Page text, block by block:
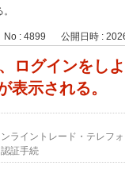
No : 4899 公開日時 :
ログインをし
表示される。
ライントレード・テレフ
証手続